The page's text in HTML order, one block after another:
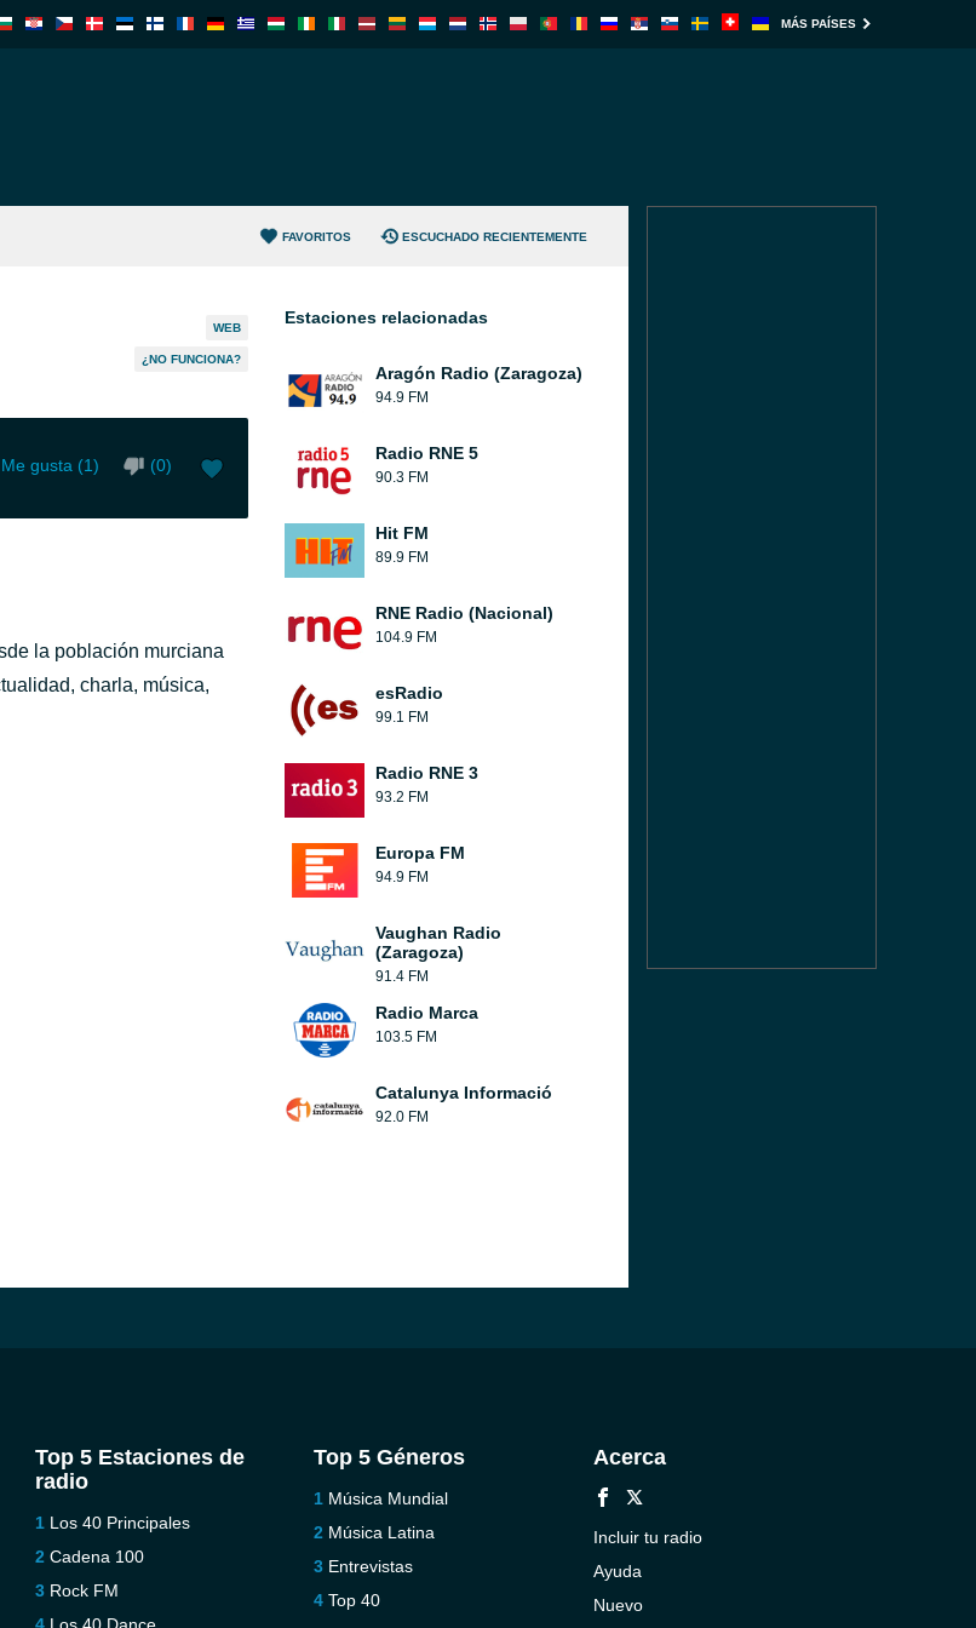
MÁS PAÍSES
FAVORITOS ESCUCHADO RECIENTEMENTE
WEB
¿NO FUNCIONA?
Me gusta (1) (0)
la población murciana
charla, música,
Estaciones relacionadas
Aragón Radio (Zaragoza)
94.9 FM
Radio RNE 5
90.3 FM
Hit FM
89.9 FM
RNE Radio (Nacional)
104.9 FM
esRadio
99.1 FM
Radio RNE 3
93.2 FM
Europa FM
94.9 FM
Vaughan Radio
(Zaragoza)
91.4 FM
Radio Marca
103.5 FM
Catalunya Informació
92.0 FM
Top 5 Estaciones de
radio
Los 40 Principales
Cadena 100
Rock FM
Top 5 Géneros
Música Mundial
Música Latina
Entrevistas
Top 40
Acerca
Incluir tu radio
Ayuda
Nuevo